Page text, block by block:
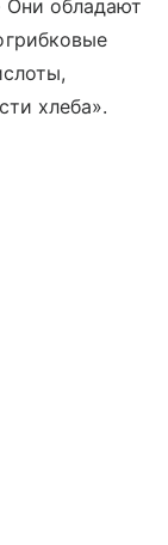
обладают
хлеба».